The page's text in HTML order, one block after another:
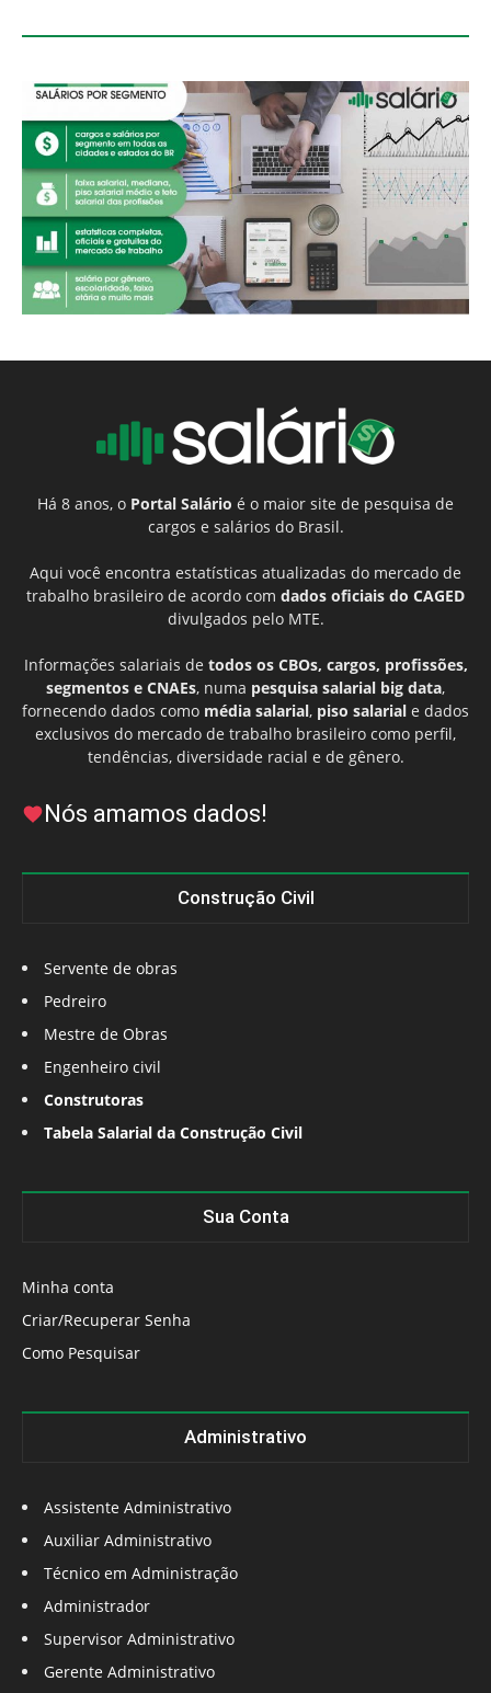
Há 8 anos, o Portal Salário é o maior site de pesquisa de
cargos e salários do Brasil.
Aqui você encontra estatísticas atualizadas do mercado de
trabalho brasileiro de acordo com dados oficiais do CAGED
divulgados pelo MTE.
Informações salariais de todos os CBOs, cargos, profissões,
segmentos e CNAEs, numa pesquisa salarial big data,
fornecendo dados como média salarial, piso salarial e dados
exclusivos do mercado de trabalho brasileiro como perfil,
tendências, diversidade racial e de gênero.
Nós amamos dados!
Construção Civil
Servente de obras
Pedreiro
Mestre de Obras
Engenheiro civil
Construtoras
Tabela Salarial da Construção Civil
Sua Conta
Minha conta
Criar/Recuperar Senha
Como Pesquisar
Administrativo
Assistente Administrativo
Auxiliar Administrativo
Técnico em Administração
Administrador
Supervisor Administrativo
Gerente Administrativo